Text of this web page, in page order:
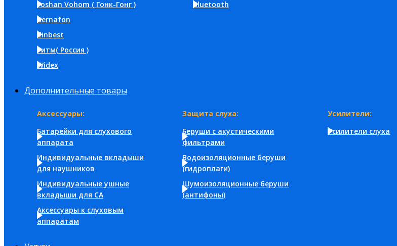
Foshan Vohom ( Гонк-Гонг )
Bernafon
Zinbest
Ритм( Россия )
Widex
Bluetooth
Дополнительные товары
Аксессуары:
Батарейки для слухового
аппарата
Индивидуальные вкладыши
для наушников
Индивидуальные ушные
вкладыши для СА
Аксессуары к слуховым
аппаратам
Защита слуха:
Беруши с акустическими
фильтрами
Водоизоляционные беруши
(гидроплаги)
Шумоизоляционные беруши
(антифоны)
Усилители:
Усилители слуха